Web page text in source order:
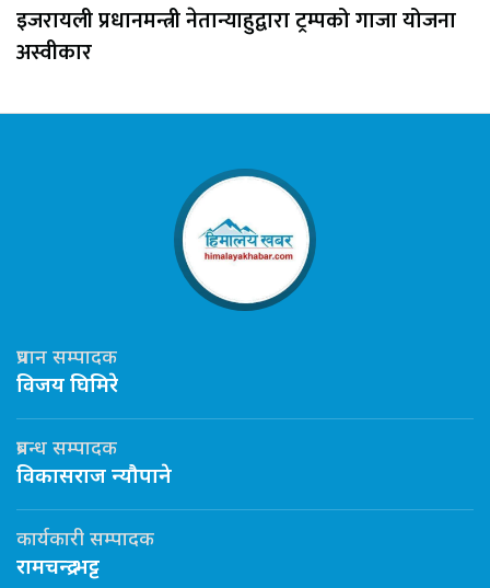
इजरायली प्रधानमन्त्री नेतान्याहुद्वारा ट्रम्पको गाजा योजना
अस्वीकार
प्रधान सम्पादक
विजय घिमिरे
प्रबन्ध सम्पादक
विकासराज न्यौपाने
कार्यकारी सम्पादक
रामचन्द्र भट्ट